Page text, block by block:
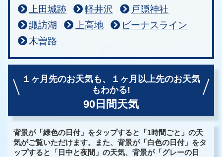
上田城跡
軽井沢
戸隠神社
諏訪湖
上高地
ビーナスライン
木曽路
１ヶ月先のお天気も、
１ヶ月以上先のお天気
もわかる!
90日間天気
背景が「緑色の日付」をタップすると「1時間ごと」の天
気がご覧いただけます。また、背景が「白色の日付」をタ
ップすると「日中と夜間」の天気、背景が「グレーの日